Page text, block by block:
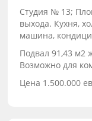
Студия № 13;
выхода. Кухня,
машина,
Подвал 91,43 м2
Возможно для
Цена 1.500.000